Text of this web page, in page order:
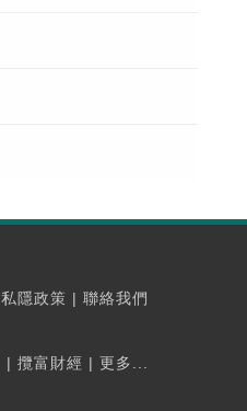
私隱政策 | 聯絡我們
| 攬富財經 | 更多...